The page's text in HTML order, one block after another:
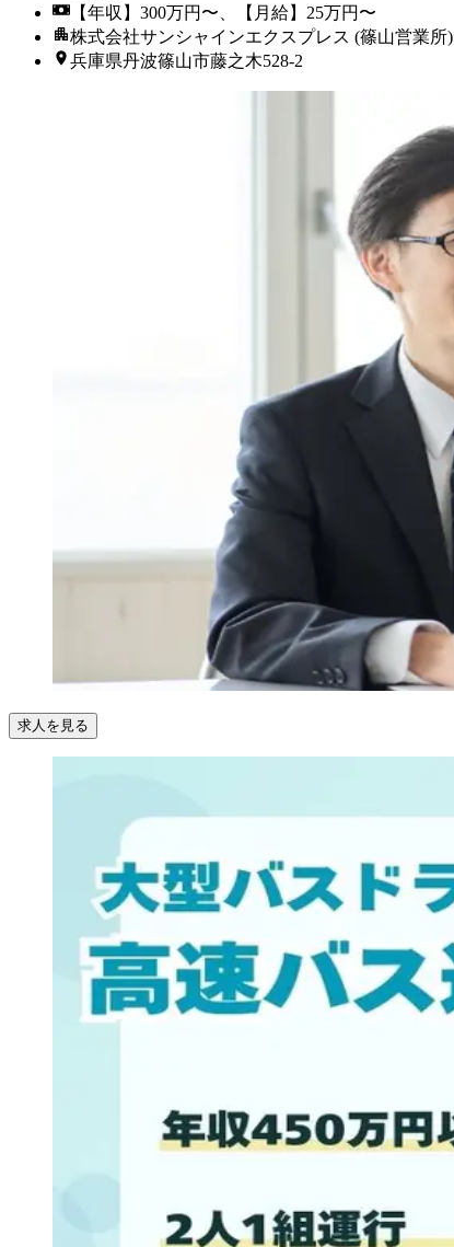
【年収】300万円〜、【月給】25万円〜
株式会社サンシャインエクスプレス (篠山営業所)
兵庫県丹波篠山市藤之木528-2
求人を見る